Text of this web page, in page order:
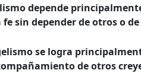
depende
sin depender de otros o
se logra
de otros